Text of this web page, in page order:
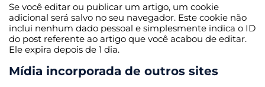
Se você editar ou publicar um artigo, um cookie
adicional será salvo no seu navegador. Este cookie não
inclui nenhum dado pessoal e simplesmente indica o ID
do post referente ao artigo que você acabou de editar.
Ele expira depois de 1 dia.
Mídia incorporada de outros sites